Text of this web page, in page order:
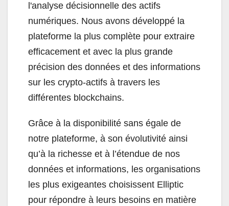
l'analyse décisionnelle des actifs
numériques. Nous avons développé la
plateforme la plus complète pour extraire
efficacement et avec la plus grande
précision des données et des informations
sur les crypto-actifs à travers les
différentes blockchains.
Grâce à la disponibilité sans égale de
notre plateforme, à son évolutivité ainsi
qu’à la richesse et à l’étendue de nos
données et informations, les organisations
les plus exigeantes choisissent Elliptic
pour répondre à leurs besoins en matière